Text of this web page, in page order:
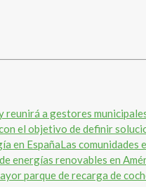
el objetivo de definir
Las comunidades